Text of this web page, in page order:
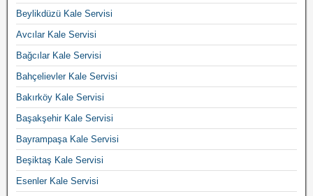
Beylikdüzü Kale Servisi
Avcılar Kale Servisi
Bağcılar Kale Servisi
Bahçelievler Kale Servisi
Bakırköy Kale Servisi
Başakşehir Kale Servisi
Bayrampaşa Kale Servisi
Beşiktaş Kale Servisi
Esenler Kale Servisi